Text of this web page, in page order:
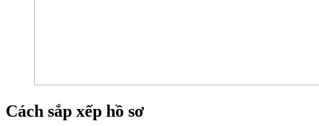
Cách sắp xếp hồ sơ